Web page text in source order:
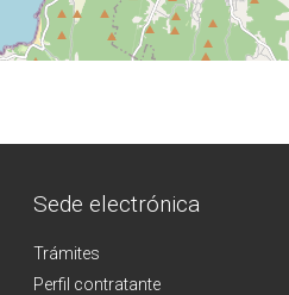
Sede electrónica
Trámites
Perfil contratante